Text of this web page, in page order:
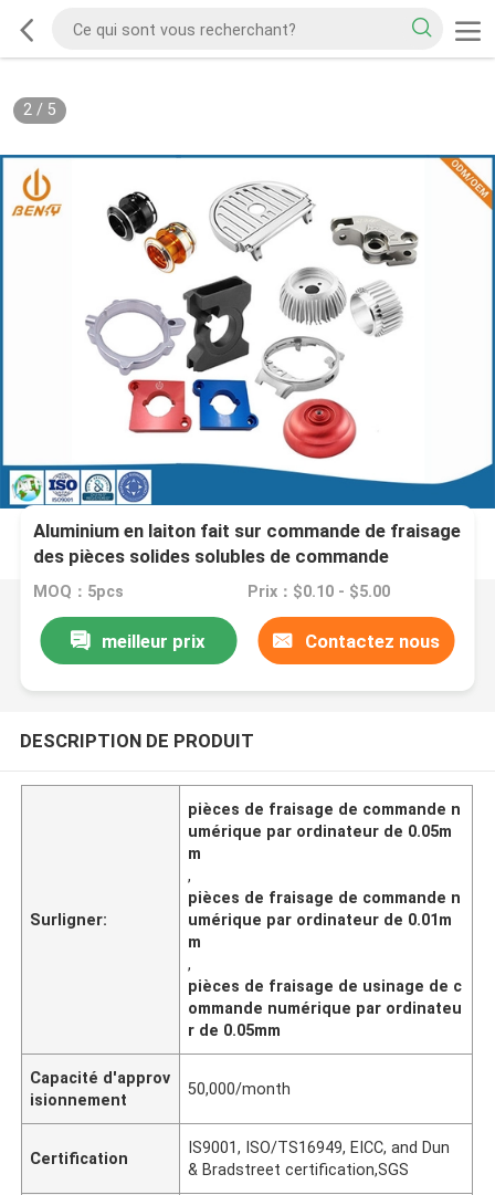
2/ 5
Aluminium en laiton fait sur commande de fraisage
des pièces solides solubles de commande
numérique par ordinateur de la tolérance 0.01mm
0.05mm
MOQ：5pcs Prix：$0.10 - $5.00
meilleur prix Contactez nous
DESCRIPTION DE PRODUIT
Surligner:
pièces de fraisage de commande n
umérique par ordinateur de 0.05m
m
,
pièces de fraisage de commande n
umérique par ordinateur de 0.01m
m
,
pièces de fraisage de usinage de c
ommande numérique par ordinateu
r de 0.05mm
Capacité d'approv
isionnement
50,000/month
Certification
IS9001, ISO/TS16949, EICC, and Dun
& Bradstreet certification,SGS